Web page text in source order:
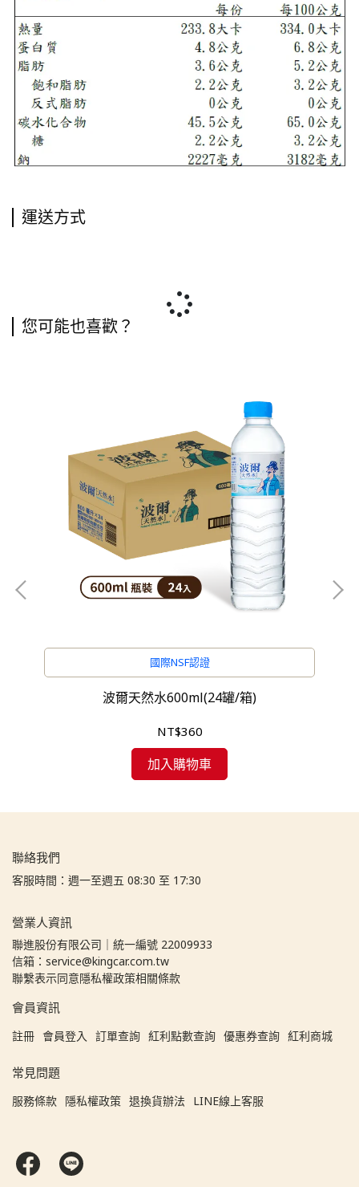
運送方式
您可能也喜歡？
國際NSF認證
波爾天然水600ml(24罐/箱)
NT$360
加入購物車
聯絡我們
客服時間：週一至週五 08:30 至 17:30
營業人資訊
聯進股份有限公司｜統一編號 22009933
信箱：service@kingcar.com.tw
聯繫表示同意隱私權政策相關條款
會員資訊
註冊 會員登入 訂單查詢 紅利點數查詢 優惠券查詢 紅利商城
常見問題
服務條款 隱私權政策 退換貨辦法 LINE線上客服